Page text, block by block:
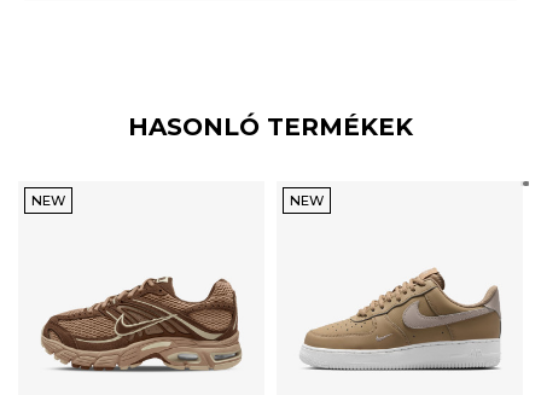
HASONLÓ TERMÉKEK
NEW NEW